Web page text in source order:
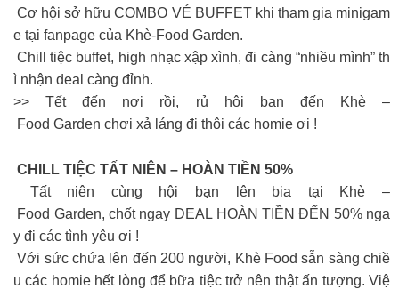
Cơ hội sở hữu COMBO VÉ BUFFET khi tham gia minigam
e tại fanpage của Khè-Food Garden.
Chill tiệc buffet, high nhạc xập xình, đi càng “nhiều mình” th
ì nhận deal càng đỉnh.
>> Tết đến nơi rồi, rủ hội bạn đến Khè –
Food Garden chơi xả láng đi thôi các homie ơi !
CHILL TIỆC TẤT NIÊN – HOÀN TIỀN 50%
Tất niên cùng hội bạn lên bia tại Khè –
Food Garden, chốt ngay DEAL HOÀN TIỀN ĐẾN 50% nga
y đi các tình yêu ơi !
Với sức chứa lên đến 200 người, Khè Food sẵn sàng chiề
u các homie hết lòng để bữa tiệc trở nên thật ấn tượng. Việ